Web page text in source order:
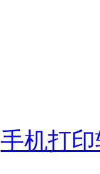
手机打